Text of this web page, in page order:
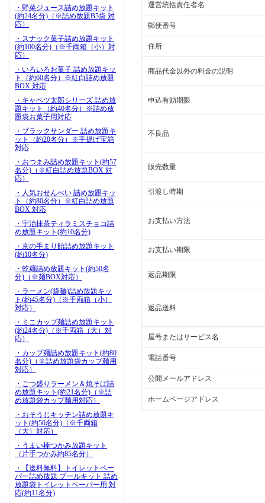
・野菜ジュース詰め放題キット
(約24名分)（※詰め放題B5袋 対
応）
・スナック菓子詰め放題キット
(約100名分)（※千両箱（小）対
応）
・いろいろお菓子 詰め放題キッ
ト（約60名分）※紅白詰め放題
BOX 対応
・キャベツ太郎シリーズ 詰め放
題キット（約40名分）※詰め放
題袋お菓子用対応
・ブラックサンダー 詰め放題キ
ット（約20名分）※手提げ宝箱
対応
・おつまみ詰め放題キット(約57
名分)（※紅白詰め放題BOX 対
応）
・人気おせんべい 詰め放題キッ
ト（約80名分）※紅白詰め放題
BOX 対応
・宇治抹茶ティラミスチョコ詰
め放題キット(約10名分)
・京の手まり飴詰め放題キット
(約10名分)
・乾麺詰め放題キット(約50名
分)（※麺BOX対応）
・ラーメン(袋麺)詰め放題キッ
ト(約45名分)（※千両箱（小）
対応）
・ミニカップ麺詰め放題キット
(約24名分)（※千両箱（大）対
応）
・カップ麺詰め放題キット(約80
名分)（※詰め放題袋カップ麺用
対応）
・ごつ盛りラーメン＆焼そば詰
め放題キット(約21名分)（※詰
め放題袋カップ麺用対応）
・おそうじキッチン詰め放題キ
ット(約50名分)（※千両箱
（大）対応）
・うまい棒つかみ放題キット
（片手つかみ約85名分）
・【送料無料】トイレットペー
パー詰め放題 プールキット 詰め
放題袋トイレットペーパー用 対
応(約11名分)
運営統括責任者名
郵便番号
住所
商品代金以外の料金の説明
申込有効期限
不良品
販売数量
引渡し時期
お支払い方法
お支払い期限
返品期限
返品送料
屋号またはサービス名
電話番号
公開メールアドレス
ホームページアドレス